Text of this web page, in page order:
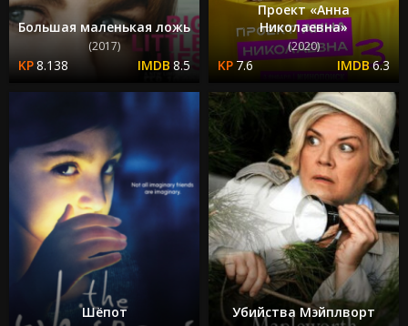
Большая маленькая ложь
(2017)
8.138 8.5
Проект «Анна
Николаевна»
(2020)
7.6 6.3
Шёпот Убийства Мэйплворт